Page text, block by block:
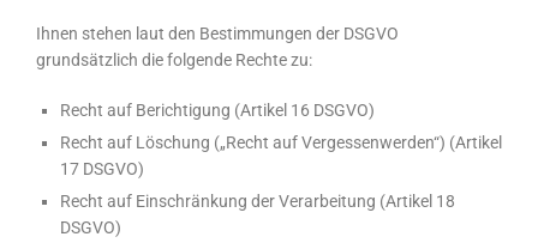
Ihnen stehen laut den Bestimmungen der DSGVO
grundsätzlich die folgende Rechte zu:
Recht auf Berichtigung (Artikel 16 DSGVO)
Recht auf Löschung („Recht auf Vergessenwerden“) (Artikel
17 DSGVO)
Recht auf Einschränkung der Verarbeitung (Artikel 18
DSGVO)